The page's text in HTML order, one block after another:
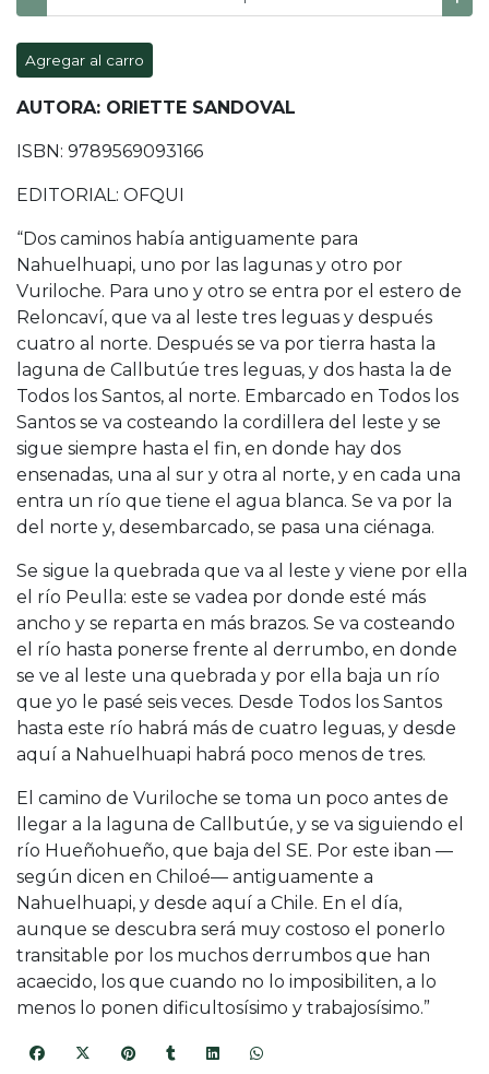
Agregar al carro
AUTORA: ORIETTE SANDOVAL
ISBN: 9789569093166
EDITORIAL: OFQUI
“Dos caminos había antiguamente para
Nahuelhuapi, uno por las lagunas y otro por
Vuriloche. Para uno y otro se entra por el estero de
Reloncaví, que va al leste tres leguas y después
cuatro al norte. Después se va por tierra hasta la
laguna de Callbutúe tres leguas, y dos hasta la de
Todos los Santos, al norte. Embarcado en Todos los
Santos se va costeando la cordillera del leste y se
sigue siempre hasta el fin, en donde hay dos
ensenadas, una al sur y otra al norte, y en cada una
entra un río que tiene el agua blanca. Se va por la
del norte y, desembarcado, se pasa una ciénaga.
Se sigue la quebrada que va al leste y viene por ella
el río Peulla: este se vadea por donde esté más
ancho y se reparta en más brazos. Se va costeando
el río hasta ponerse frente al derrumbo, en donde
se ve al leste una quebrada y por ella baja un río
que yo le pasé seis veces. Desde Todos los Santos
hasta este río habrá más de cuatro leguas, y desde
aquí a Nahuelhuapi habrá poco menos de tres.
El camino de Vuriloche se toma un poco antes de
llegar a la laguna de Callbutúe, y se va siguiendo el
río Hueñohueño, que baja del SE. Por este iban —
según dicen en Chiloé— antiguamente a
Nahuelhuapi, y desde aquí a Chile. En el día,
aunque se descubra será muy costoso el ponerlo
transitable por los muchos derrumbos que han
acaecido, los que cuando no lo imposibiliten, a lo
menos lo ponen dificultosísimo y trabajosísimo.”